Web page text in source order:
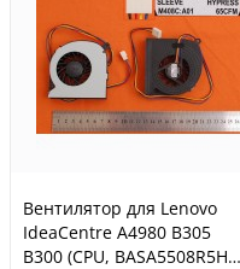
Вентилятор для Lenovo
IdeaCentre A4980 B305
B300 (CPU, BASA5508R5H